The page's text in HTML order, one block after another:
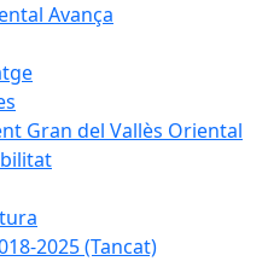
Avança
Gran del Vallès Oriental
2025 (Tancat)